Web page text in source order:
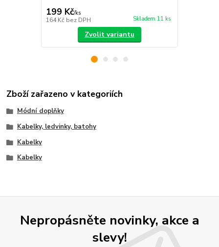
199 Kč/ks
164 Kč bez DPH Skladem 11 ks
Zvolit variantu
Zboží zařazeno v kategoriích
Módní doplňky
Kabelky, ledvinky, batohy
Kabelky
Kabelky
Nepropásněte novinky, akce a
slevy!